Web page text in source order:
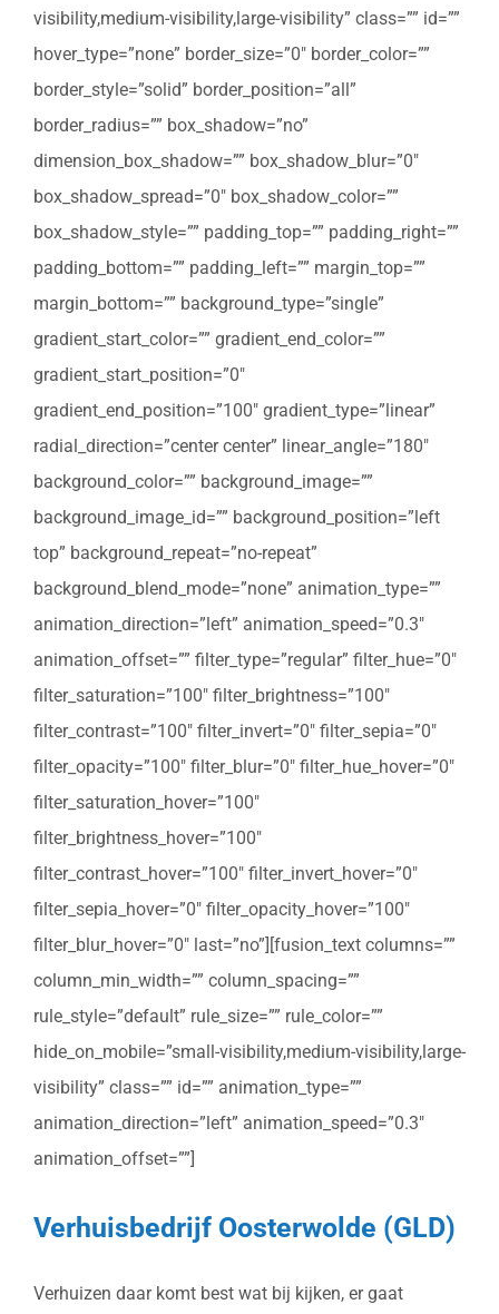
visibility,medium-visibility,large-visibility” class=”” id=””
hover_type=”none” border_size=”0″ border_color=””
border_style=”solid” border_position=”all”
border_radius=”” box_shadow=”no”
dimension_box_shadow=”” box_shadow_blur=”0″
box_shadow_spread=”0″ box_shadow_color=””
box_shadow_style=”” padding_top=”” padding_right=””
padding_bottom=”” padding_left=”” margin_top=””
margin_bottom=”” background_type=”single”
gradient_start_color=”” gradient_end_color=””
gradient_start_position=”0″
gradient_end_position=”100″ gradient_type=”linear”
radial_direction=”center center” linear_angle=”180″
background_color=”” background_image=””
background_image_id=”” background_position=”left
top” background_repeat=”no-repeat”
background_blend_mode=”none” animation_type=””
animation_direction=”left” animation_speed=”0.3″
animation_offset=”” filter_type=”regular” filter_hue=”0″
filter_saturation=”100″ filter_brightness=”100″
filter_contrast=”100″ filter_invert=”0″ filter_sepia=”0″
filter_opacity=”100″ filter_blur=”0″ filter_hue_hover=”0″
filter_saturation_hover=”100″
filter_brightness_hover=”100″
filter_contrast_hover=”100″ filter_invert_hover=”0″
filter_sepia_hover=”0″ filter_opacity_hover=”100″
filter_blur_hover=”0″ last=”no”][fusion_text columns=””
column_min_width=”” column_spacing=””
rule_style=”default” rule_size=”” rule_color=””
hide_on_mobile=”small-visibility,medium-visibility,large-
visibility” class=”” id=”” animation_type=””
animation_direction=”left” animation_speed=”0.3″
animation_offset=””]
Verhuisbedrijf Oosterwolde (GLD)
Verhuizen daar komt best wat bij kijken, er gaat